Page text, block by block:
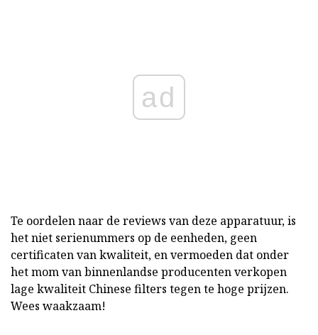
ad
Te oordelen naar de reviews van deze apparatuur, is
het niet serienummers op de eenheden, geen
certificaten van kwaliteit, en vermoeden dat onder
het mom van binnenlandse producenten verkopen
lage kwaliteit Chinese filters tegen te hoge prijzen.
Wees waakzaam!